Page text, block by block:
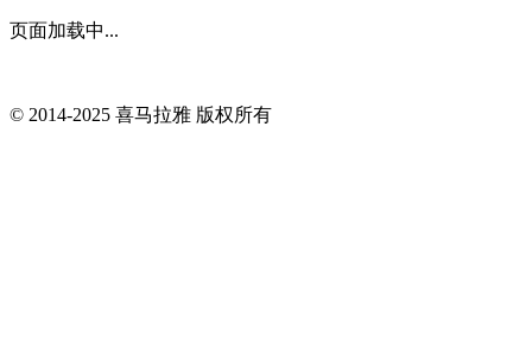
页面加载中...
© 2014-2025 喜马拉雅 版权所有